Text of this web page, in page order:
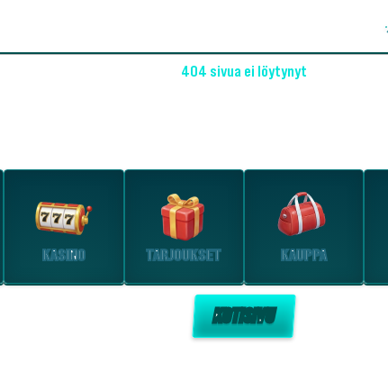
404 sivua ei löytynyt
KASINO TARJOUKSET KAUPPA
KOTISIVU